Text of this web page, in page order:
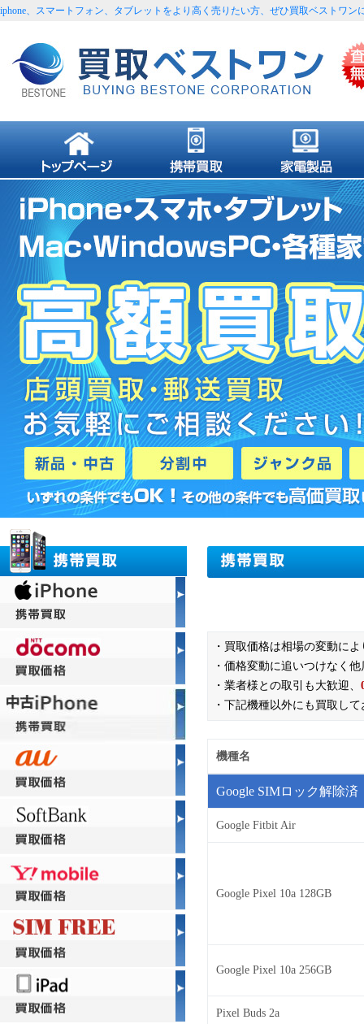
iphone、スマートフォン、タブレットをより高く売りたい方、ぜひ買取ベストワン
・買取価格は相場の変動に
・価格変動に追いつけなく
・業者様との取引も大歓迎、
・下記機種以外にも買取し
機種名
Google SIMロック解除済
Google Fitbit Air
Google Pixel 10a 128GB
Google Pixel 10a 256GB
Pixel Buds 2a